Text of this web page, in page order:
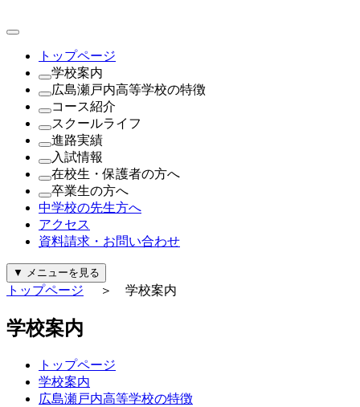
トップページ
学校案内
理事長・学園長・学校長あいさつ
教育方針・校訓
沿革
制服紹介
施設紹介
寄付金について
一般事業主行動計画及び公表内容
広島瀬戸内高等学校の特徴
これが瀬戸内の新常識
コース紹介
（1年次）
進学探究コース
探究コース
（2年次・3年次）
理系探究コース
文系探究コース
進路探究コース
（新設）
ビューティースタイリストコース
スクールライフ
瀬戸内NEWS
年間行事
公開行事日程
クラブ活動
生徒会活動
進路実績
進路実績
進路指導
入試情報
公開行事日程
生徒募集要項
過去問題（PDF）
パンフレット
在校生・保護者の方へ
就学支援金・軽減補助金について
広島県私学関連予算について
奨学金について
給付金について
行事カレンダー
公式Instagram
警報発令時の対応について
卒業生の方へ
証明書の発行について
中学校の先生方へ
アクセス
資料請求・お問い合わせ
▼ メニューを見る
トップページ ＞ 学校案内
学校案内
トップページ
学校案内
広島瀬戸内高等学校の特徴